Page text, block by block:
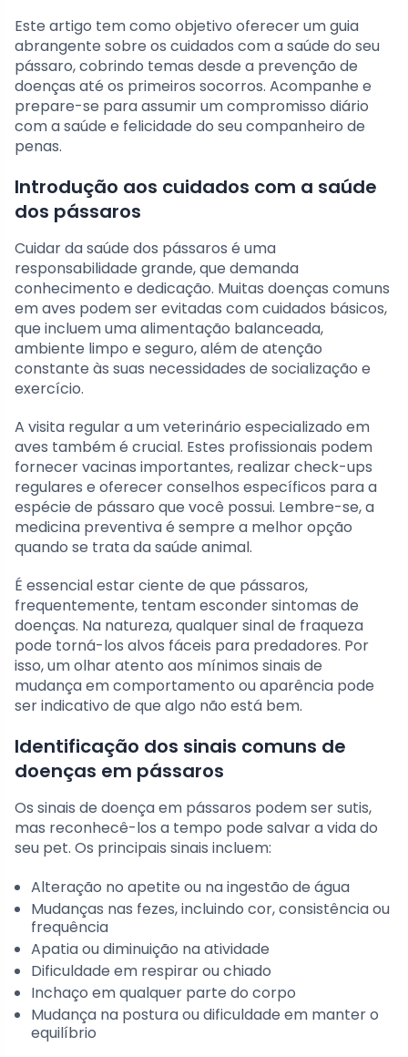
Este artigo tem como objetivo oferecer um guia
abrangente sobre os cuidados com a saúde do seu
pássaro, cobrindo temas desde a prevenção de
doenças até os primeiros socorros. Acompanhe e
prepare-se para assumir um compromisso diário
com a saúde e felicidade do seu companheiro de
penas.
Introdução aos cuidados com a saúde
dos pássaros
Cuidar da saúde dos pássaros é uma
responsabilidade grande, que demanda
conhecimento e dedicação. Muitas doenças comuns
em aves podem ser evitadas com cuidados básicos,
que incluem uma alimentação balanceada,
ambiente limpo e seguro, além de atenção
constante às suas necessidades de socialização e
exercício.
A visita regular a um veterinário especializado em
aves também é crucial. Estes profissionais podem
fornecer vacinas importantes, realizar check-ups
regulares e oferecer conselhos específicos para a
espécie de pássaro que você possui. Lembre-se, a
medicina preventiva é sempre a melhor opção
quando se trata da saúde animal.
É essencial estar ciente de que pássaros,
frequentemente, tentam esconder sintomas de
doenças. Na natureza, qualquer sinal de fraqueza
pode torná-los alvos fáceis para predadores. Por
isso, um olhar atento aos mínimos sinais de
mudança em comportamento ou aparência pode
ser indicativo de que algo não está bem.
Identificação dos sinais comuns de
doenças em pássaros
Os sinais de doença em pássaros podem ser sutis,
mas reconhecê-los a tempo pode salvar a vida do
seu pet. Os principais sinais incluem:
Alteração no apetite ou na ingestão de água
Mudanças nas fezes, incluindo cor, consistência ou
frequência
Apatia ou diminuição na atividade
Dificuldade em respirar ou chiado
Inchaço em qualquer parte do corpo
Mudança na postura ou dificuldade em manter o
equilíbrio